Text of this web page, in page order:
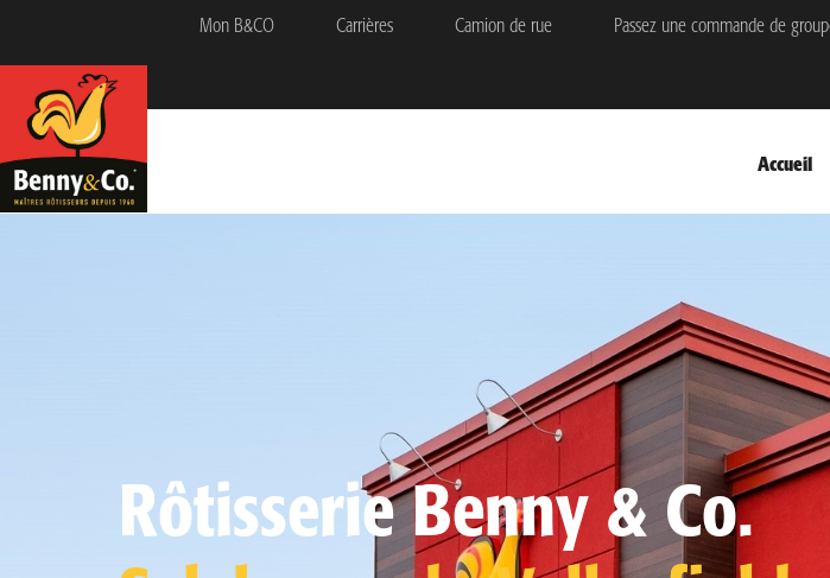
Mon B&CO Carrières Camion de rue Passez une commande de
Accueil
Rôtisserie Benny & Co.